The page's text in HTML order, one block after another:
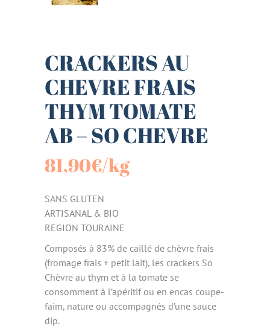
CRACKERS AU
CHEVRE FRAIS
THYM TOMATE
AB – SO CHEVRE
81,90€/kg
SANS GLUTEN
ARTISANAL & BIO
REGION TOURAINE
Composés à 83% de caillé de chèvre frais
(fromage frais + petit lait), les crackers So
Chèvre au thym et à la tomate se
consomment à l’apéritif ou en encas coupe-
faim, nature ou accompagnés d’une sauce
dip.